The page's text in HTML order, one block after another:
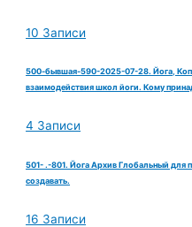
10 Записи
500-бывшая-590-2025-07-28. Йога,
взаимодействия школ йоги. Кому
4 Записи
501- .-801. Йога Архив Глобальный для
создавать.
16 Записи